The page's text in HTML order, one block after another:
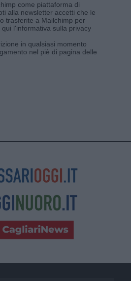
come piattaforma di
alla newsletter accetti che le
trasferite a Mailchimp per
qui l'informativa sulla privacy
in qualsiasi momento
nel piè di pagina delle